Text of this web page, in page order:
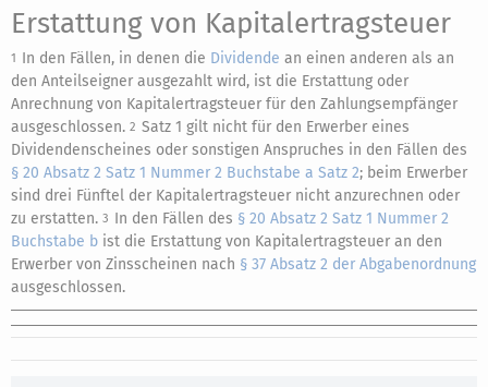
Erstattung von Kapitalertragsteuer
1 In den Fällen, in denen die Dividende an einen anderen als an
den Anteilseigner ausgezahlt wird, ist die Erstattung oder
Anrechnung von Kapitalertragsteuer für den Zahlungsempfänger
ausgeschlossen. 2 Satz 1 gilt nicht für den Erwerber eines
Dividendenscheines oder sonstigen Anspruches in den Fällen des
§ 20 Absatz 2 Satz 1 Nummer 2 Buchstabe a Satz 2; beim Erwerber
sind drei Fünftel der Kapitalertragsteuer nicht anzurechnen oder
zu erstatten. 3 In den Fällen des § 20 Absatz 2 Satz 1 Nummer 2
Buchstabe b ist die Erstattung von Kapitalertragsteuer an den
Erwerber von Zinsscheinen nach § 37 Absatz 2 der Abgabenordnung
ausgeschlossen.